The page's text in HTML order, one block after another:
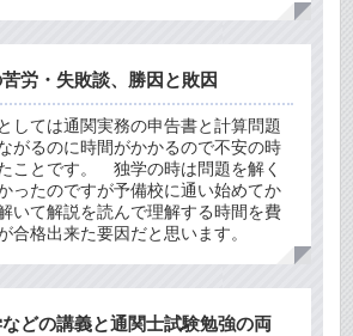
労・失敗談、勝因と敗因
しては通関実務の申告書と計算問題
がるのに時間がかかるので不安の時
ことです。 独学の時は問題を解く
ったのですが予備校に通い始めてか
いて解説を読んで理解する時間を費
合格出来た要因だと思います。
どの講義と通関士試験勉強の両